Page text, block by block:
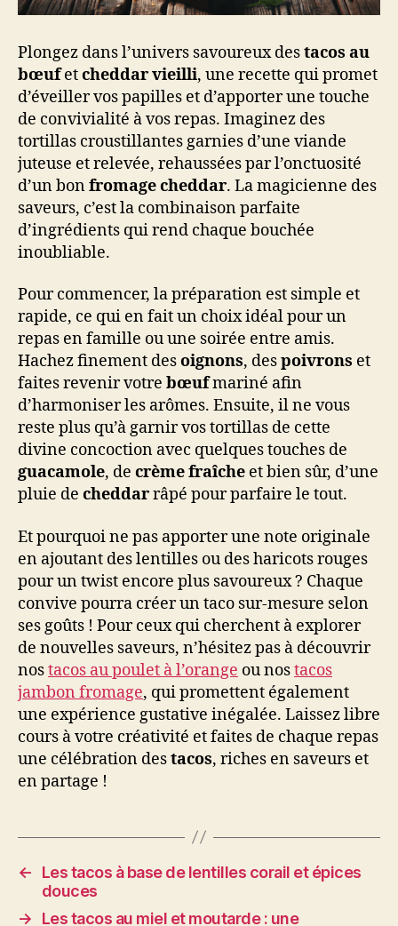
Plongez dans l’univers savoureux destacos au
bœufetcheddar vieilli, une recette qui promet
d’éveiller vos papilles et d’apporter une touche
de convivialité à vos repas. Imaginez des
tortillas croustillantes garnies d’une viande
juteuse et relevée, rehaussées par l’onctuosité
d’un bonfromage cheddar. La magicienne des
saveurs, c’est la combinaison parfaite
d’ingrédients qui rend chaque bouchée
inoubliable.
Pour commencer, la préparation est simple et
rapide, ce qui en fait un choix idéal pour un
repas en famille ou une soirée entre amis.
Hachez finement desoignons, despoivrons et
faites revenir votre bœufmariné afin
d’harmoniser les arômes. Ensuite, il ne vous
reste plus qu’à garnir vos tortillas de cette
divine concoction avec quelques touches de
guacamole, de crème fraîche et bien sûr, d’une
pluie de cheddarrâpé pour parfaire le tout.
Et pourquoi ne pas apporter une note originale
en ajoutant des lentilles ou des haricots rouges
pour un twist encore plus savoureux ? Chaque
convive pourra créer un taco sur-mesure selon
ses goûts ! Pour ceux qui cherchent à explorer
de nouvelles saveurs, n’hésitez pas à découvrir
nostacos au poulet à l’orange ou nostacos
jambon fromage, qui promettent également
une expérience gustative inégalée. Laissez libre
cours à votre créativité et faites de chaque repas
une célébration destacos, riches en saveurs et
en partage !
←
Les tacos à base de lentilles corail et épices
douces
→
Les tacos au miel et moutarde : une